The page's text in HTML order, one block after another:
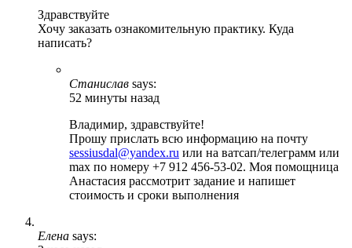
Здравствуйте
Хочу заказать ознакомительную практику. Куда
написать?
Станислав says:
52 минуты назад
Владимир, здравствуйте!
Прошу прислать всю информацию на почту
sessiusdal@yandex.ru или на ватсап/телеграмм или
max по номеру +7 912 456-53-02. Моя помощница
Анастасия рассмотрит задание и напишет
стоимость и сроки выполнения
Елена says: